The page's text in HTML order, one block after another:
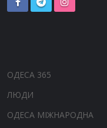
ОДЕСА 365
ЛЮДИ
ОДЕСА МІЖНАРОДНА